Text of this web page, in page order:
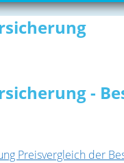
-
Preisvergleich der